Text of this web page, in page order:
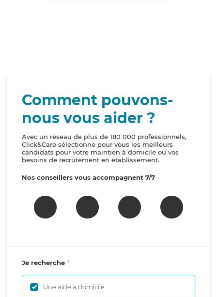
Comment pouvons-
nous vous aider ?
Avec un réseau de plus de 180 000 professionnels,
Click&Care sélectionne pour vous les meilleurs
candidats pour votre maintien à domicile ou vos
besoins de recrutement en établissement.
Nos conseillers vous accompagnent 7/7
Je recherche
Une aide à domicile